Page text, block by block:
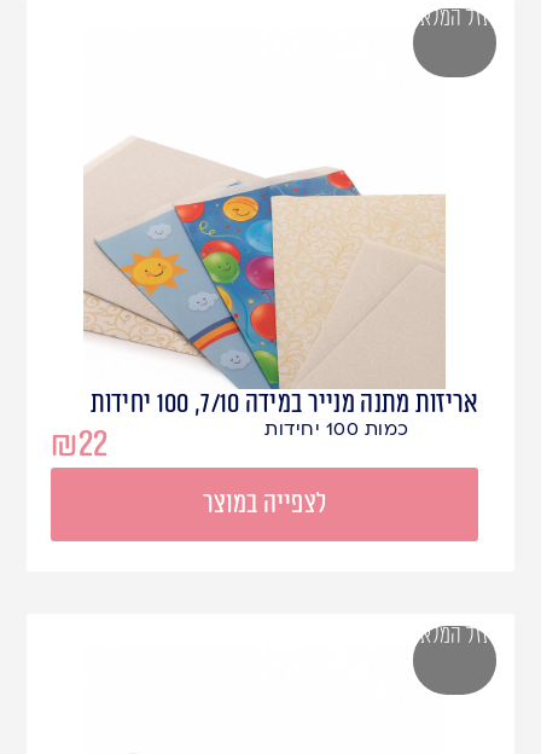
אריזות מתנה מנייר במידה 7/10, 100 יחידות
₪22 כמות 100 יחידות
לצפייה במוצר
אזל המלאי
אזל המלאי